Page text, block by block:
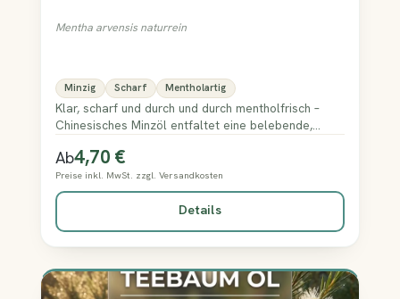
Mentha arvensis naturrein
Minzig Scharf Mentholartig
Klar, scharf und durch und durch mentholfrisch –
Chinesisches Minzöl entfaltet eine belebende,
Regulärer Preis:
Ab4,70 €
Preise inkl. MwSt. zzgl. Versandkosten
Details